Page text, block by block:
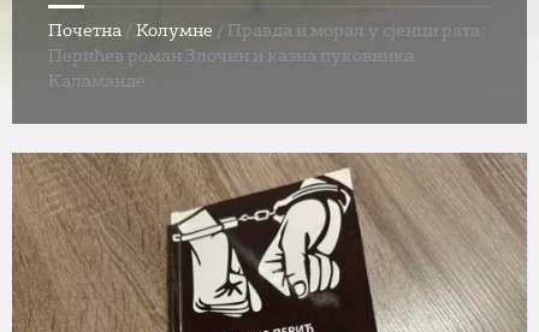
Почетна / Колумне / Правда и морал у сјенци рата:
Перићев роман Злочин и казна пуковника
Каламанде